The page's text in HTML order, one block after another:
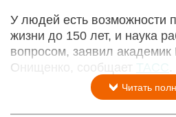
У людей есть возможности
жизни до 150 лет, и наука
вопросом, заявил
Онищенко, сообщает ТАСС
Читать